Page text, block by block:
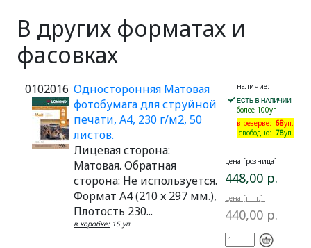
В других форматах и
фасовках
0102016 Односторонняя Матовая
фотобумага для струйной
печати, A4, 230 г/м2, 50
листов.
Лицевая сторона:
Матовая. Обратная
сторона: Не используется.
Формат A4 (210 x 297 мм.),
Плотость 230...
в коробке: 15 уп.
наличие:
более 100уп.
в резерве: 68уп.
свободно: 78уп.
цена [розница]:
448,00 р.
цена [п. п.]:
440,00 р.